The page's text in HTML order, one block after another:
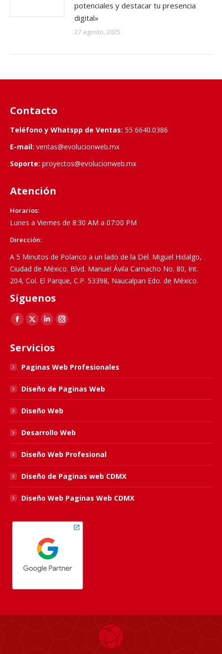
potenciales y destacar tu presencia
digital»
27 agosto, 2025
Contacto
Teléfono y Whatspp de Ventas: 55 6640.0386
E-mail: ventas@evolucionweb.mx
Soporte: proyectos@evolucionweb.mx
Atención
Horarios:
Lunes a Viernes de 8:30 AM a 07:00 PM
Dirección:
A 5 Minutos de Polanco a un lado de la Del. Miguel Hidalgo,
Ciudad de México. Blvd. Manuel Ávila Camacho No. 80, Int.
204, Col. El Parque, C.P. 53398, Naucalpan Edo. de México.
Síguenos
Find us on:
Facebook
opens
in
new
window
X
opens
in
new
window
Linkedin
opens
new
window
Instagram
in
new
window
Servicios
Paginas Web Profesionales
Diseño de Paginas Web
Diseño Web
Desarrollo Web
Diseño Web Profesional
Diseño de Paginas web CDMX
Diseño Web Paginas Web CDMX